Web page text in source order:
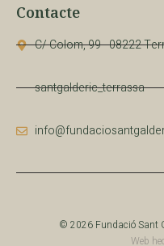
Contacte
C/ Colom, 99 - 08222
santgalderic_terrassa
© 2026 Fundació Sant
Web